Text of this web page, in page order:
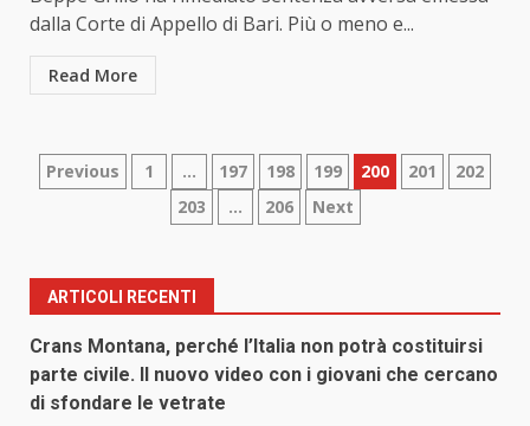
dalla Corte di Appello di Bari. Più o meno e...
Read More
Paginazione
articoli
Previous 1 … 197 198 199 200 201
202
203
… 206 Next
ARTICOLI RECENTI
Crans Montana, perché l’Italia non potrà costituirsi
parte civile. Il nuovo video con i giovani che cercano
di sfondare le vetrate